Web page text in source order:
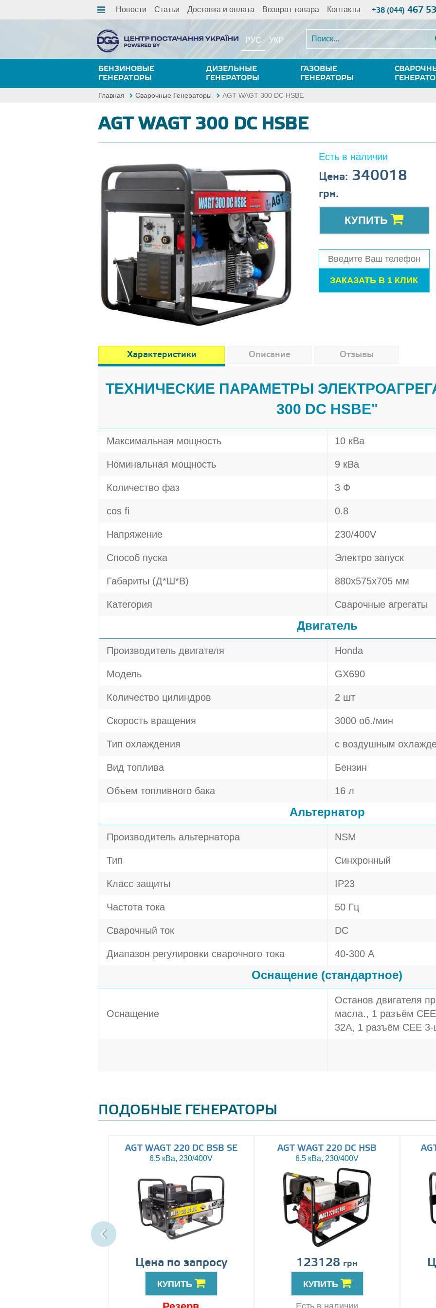
Новости Статьи Доставка и оплата Возврат товара Контакты +38 (044) 467
РУС УКР
БЕНЗИНОВЫЕ
ГЕНЕРАТОРЫ
ДИЗЕЛЬНЫЕ
ГЕНЕРАТОРЫ
ГАЗОВЫЕ
ГЕНЕРАТОРЫ
Главная Сварочные Генераторы AGT WAGT 300 DC HSBE
AGT WAGT 300 DC HSBE
Есть в наличии
Цена: 340018
грн.
КУПИТЬ
Характеристики Описание Отзывы
ТЕХНИЧЕСКИЕ ПАРАМЕТРЫ
300 DC HSBE"
Максимальная мощность 10 кВа
Номинальная мощность 9 кВа
Количество фаз 3 Ф
cos fi 0.8
Напряжение 230/400V
Способ пуска Электро запуск
Габариты (Д*Ш*В) 880х575х705 мм
Категория Сварочные агрегаты
Двигатель
Производитель двигателя Honda
Модель GX690
Количество цилиндров 2 шт
Скорость вращения 3000 об./мин
Тип охлаждения с воздушным
Вид топлива Бензин
Объем топливного бака 16 л
Альтернатор
Производитель альтернатора NSM
Тип Синхронный
Класс защиты IP23
Частота тока 50 Гц
Сварочный ток DC
Диапазон регулировки сварочного тока 40-300 А
Оснащение (стандартное)
Оснащение
Останов двигателя
масла., 1 разъём
32A, 1 разъём CEE
ПОДОБНЫЕ ГЕНЕРАТОРЫ
AGT WAGT 220 DC BSB SE
6.5 кВа, 230/400V
Цена по запросу
КУПИТЬ
AGT WAGT 220 DC HSB
6.5 кВа, 230/400V
123128 грн
КУПИТЬ
Есть в наличии